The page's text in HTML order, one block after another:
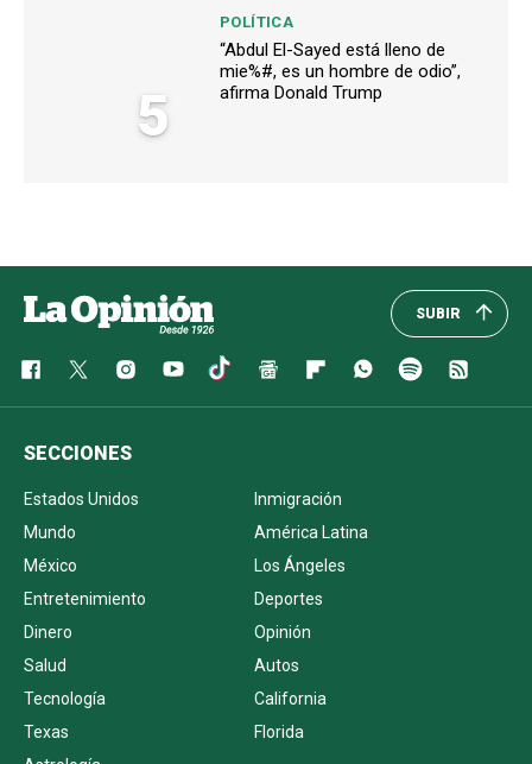
5
POLÍTICA
“Abdul El-Sayed está lleno de
mie%#, es un hombre de odio”,
afirma Donald Trump
SUBIR
SECCIONES
Estados Unidos
Inmigración
Mundo
América Latina
México
Los Ángeles
Entretenimiento
Deportes
Dinero
Opinión
Salud
Autos
Tecnología
California
Texas
Florida